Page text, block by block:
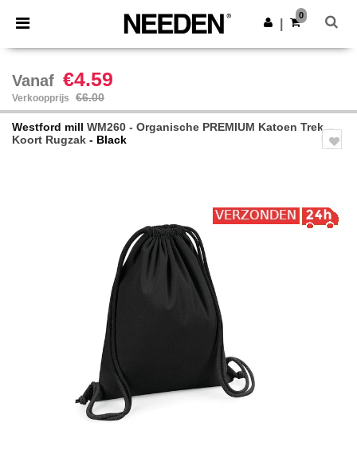
× Needen-app
Betere prijzen in de app!
Download app
0
Vanaf €4.59
Verkoopprijs €6.00
Westford mill WM260 - Organische PREMIUM Katoen Trek
Koort Rugzak - Black